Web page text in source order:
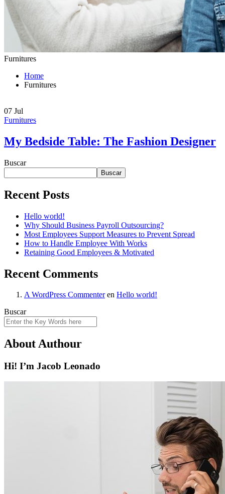
Furnitures
Home
Furnitures
07 Jul
Furnitures
My Bedside Table: The Fashion Designer
Buscar
Buscar
Recent Posts
Hello world!
Why Should Business Payroll Outsourcing?
Most Employees Support Measures to Prevent Spread
How to Handle Employee With Works
Retaining Good Employees & Motivated
Recent Comments
A WordPress Commenteren Hello world!
Buscar
About Authour
Hi! I’m Jacob Leonado